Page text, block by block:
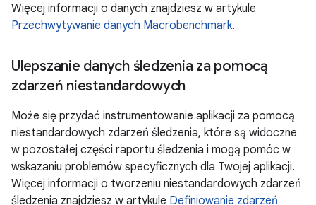
Więcej informacji o danych znajdziesz w artykule
Przechwytywanie danych Macrobenchmark.
Ulepszanie danych śledzenia za pomocą
zdarzeń niestandardowych
Może się przydać instrumentowanie aplikacji za pomocą
niestandardowych zdarzeń śledzenia, które są widoczne
w pozostałej części raportu śledzenia i mogą pomóc w
wskazaniu problemów specyficznych dla Twojej aplikacji.
Więcej informacji o tworzeniu niestandardowych zdarzeń
śledzenia znajdziesz w artykule Definiowanie zdarzeń